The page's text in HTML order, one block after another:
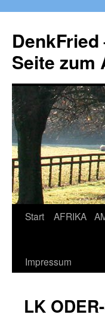
springen
Seite zum
Start AFRIKA
Impressum
LK